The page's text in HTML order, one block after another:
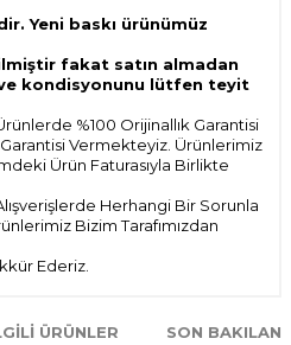
Yeni baskı ürünümüz
fakat satın almadan
ve kondisyonunu lütfen teyit
%100 Orijinallık Garantisi
Garantisi Vermekteyiz. Ürünlerimiz
Ürün Faturasıyla Birlikte
Herhangi Bir Sorunla
Bizim Tarafımızdan
Ederiz.
ÜRÜNLER SON